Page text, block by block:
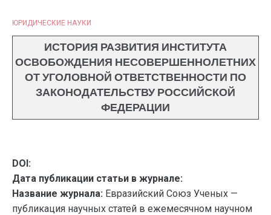
ЮРИДИЧЕСКИЕ НАУКИ
ИСТОРИЯ РАЗВИТИЯ ИНСТИТУТА
ОСВОБОЖДЕНИЯ НЕСОВЕРШЕННОЛЕТНИХ
ОТ УГОЛОВНОЙ ОТВЕТСТВЕННОСТИ ПО
ЗАКОНОДАТЕЛЬСТВУ РОССИЙСКОЙ
ФЕДЕРАЦИИ
DOI:
Дата публикации статьи в журнале:
Название журнала: Евразийский Союз Ученых —
публикация научных статей в ежемесячном научном